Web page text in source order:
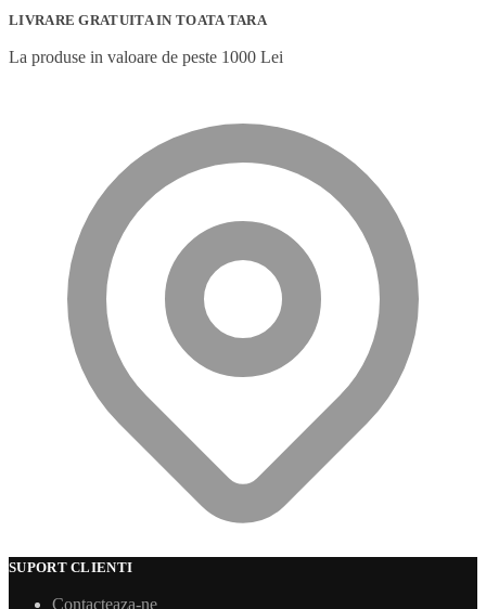
LIVRARE GRATUITA IN TOATA TARA
La produse in valoare de peste 1000 Lei
SUPORT CLIENTI
Contacteaza-ne